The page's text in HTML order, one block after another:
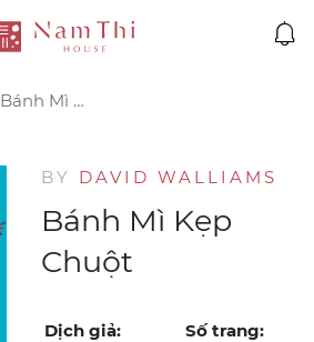
Bánh Mì Kẹp Chuột
BY DAVID WALLIAMS
Bánh Mì Kẹp
Chuột
Dịch giả:
Số trang: